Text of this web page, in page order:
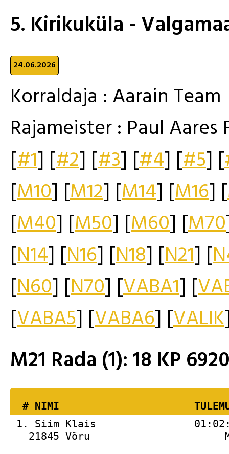
5. Kirikuküla -
24.06.2026
Korraldaja : Aarain Team
Rajameister : Paul Aares
[#1] [#2] [#3] [#4] [#5] [
[M10] [M12] [M14] [M16] [
[M40] [M50] [M60] [M70
[N14] [N16] [N18] [N21] [
[N60] [N70] [VABA1] [
[VABA5] [VABA6] [VALIK
M21 Rada (1): 18 KP
  #
NIMI
1. Siim Klais
21845 Võru